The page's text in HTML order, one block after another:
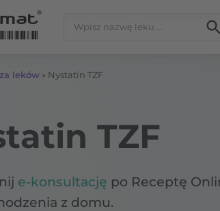
leków » Nystatin TZF
TZF
e-konsultację po Receptę
z domu.